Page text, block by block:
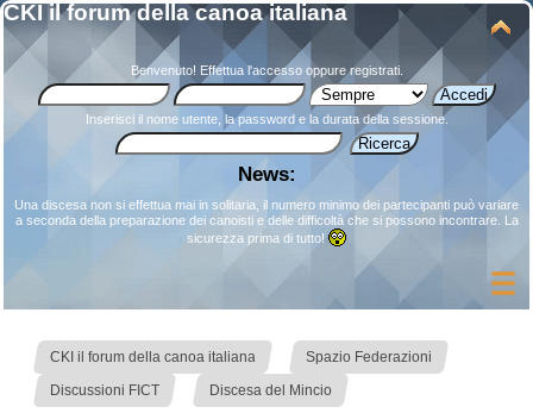
CKI il forum della canoa italiana
Benvenuto! Effettua l'accessooppureregistrati.
Inserisci il nome utente, la password e la durata della sessione.
News:
Una discesa non si effettua mai in solitaria, il numero minimo dei partecipanti può variare
a seconda della preparazione dei canoisti e delle difficoltà che si possono incontrare. La
sicurezza prima di tutto!
CKI il forum della canoa italiana Spazio Federazioni
Discussioni FICT Discesa del Mincio